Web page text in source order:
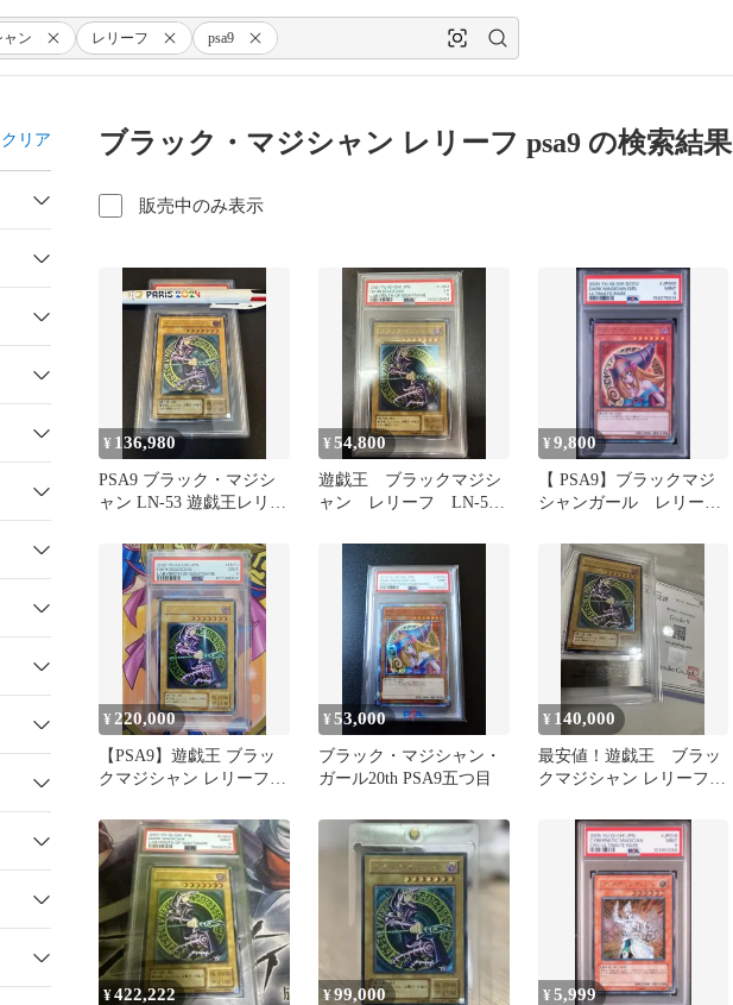
ャン レリーフ psa9
クリア ブラック・マジシャン レリーフ psa9 の検索結果
販売中のみ表示
¥ 136,980
PSA9 ブラック・マジシ
ャン LN-53 遊戯王レリー
¥54,800
遊戯王 ブラックマジシ
ャン レリーフ LN-53
¥9,800
【 PSA9】ブラックマジ
シャンガール レリー
¥ 220,000
【PSA9】遊戯王 ブラッ
クマジシャン レリーフ
¥53,000
ブラック・マジシャン・
ガール20th PSA9五つ目
¥ 140,000
最安値！遊戯王 ブラッ
クマジシャン レリーフ
¥422,222 ¥99,000 ¥5,999